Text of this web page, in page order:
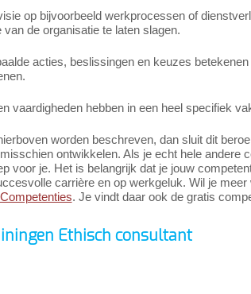
op bijvoorbeeld werkprocessen of
de organisatie te laten slagen.
acties, beslissingen en keuzes
vaardigheden hebben in een heel specifiek
worden beschreven, dan sluit dit
ontwikkelen. Als je echt hele andere
voor je. Het is belangrijk dat je jouw
carrière en op werkgeluk. Wil je
Competenties. Je vindt daar ook de gratis
Ethisch consultant